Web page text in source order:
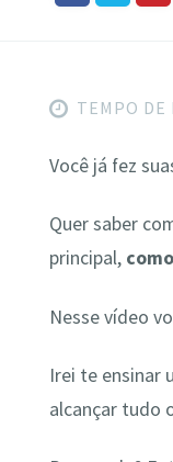
TEMPO DE
Você já fez
Quer saber
principal,
Nesse vídeo
Irei te ensinar
alcançar tudo